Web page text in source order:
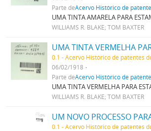
Parte deAcervo Histórico de
UMA TINTA AMARELA PARA
WILLIAMS R. BLAKE; TOM BAXTER
0.1 - Acervo Histórico de patentes
06/02/1918
Parte deAcervo Histórico de
UMA TINTA VERMELHA PARA
WILLIAMS R. BLAKE; TOM BAXTER
0.1 - Acervo Histórico de patentes